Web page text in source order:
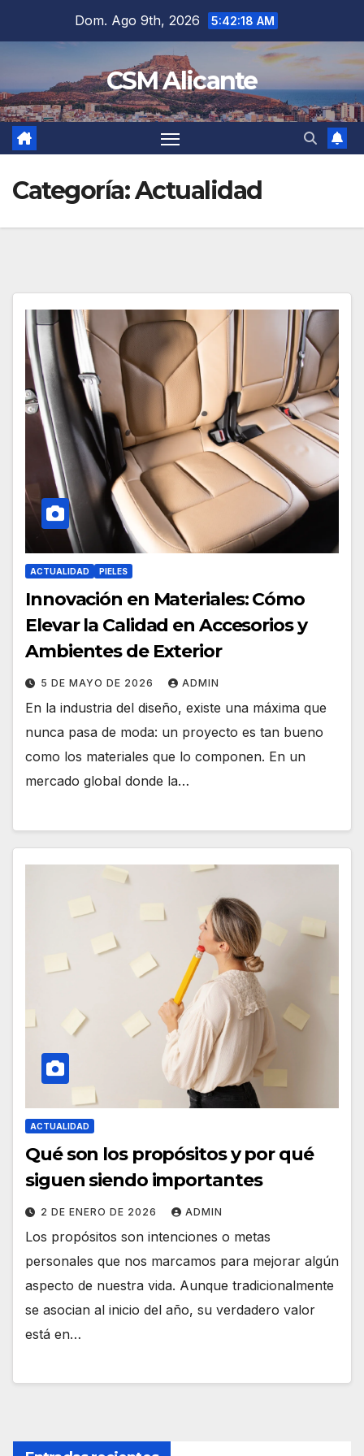
Dom. Ago 9th, 2026 5:42:19 AM
CSM Alicante
Categoría:Actualidad
ACTUALIDAD PIELES
Innovación en Materiales: Cómo
Elevar la Calidad en Accesorios y
Ambientes de Exterior
5 DE MAYO DE 2026 ADMIN
En la industria del diseño, existe una máxima que
nunca pasa de moda: un proyecto es tan bueno
como los materiales que lo componen. En un
mercado global donde la…
ACTUALIDAD
Qué son los propósitos y por qué
siguen siendo importantes
2 DE ENERO DE 2026 ADMIN
Los propósitos son intenciones o metas
personales que nos marcamos para mejorar algún
aspecto de nuestra vida. Aunque tradicionalmente
se asocian al inicio del año, su verdadero valor
está en…